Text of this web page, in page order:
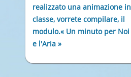
realizzato una animazione in
classe, vorrete compilare, il
modulo.« Un minuto per Noi
e l'Aria »